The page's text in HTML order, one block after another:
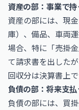
資産の部：事業で
資産の部には、現
庫）、備品、車両
場合、特に「売掛
て請求書を出した
回収分は決算書上
負債の部：将来支
負債の部には、買